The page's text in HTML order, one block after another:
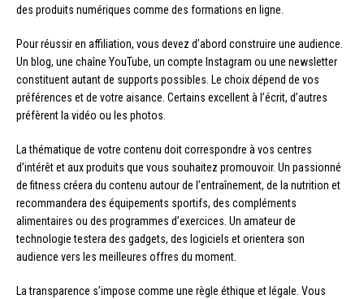
des produits numériques comme des formations en ligne.
Pour réussir en affiliation, vous devez d’abord construire une audience.
Un blog, une chaîne YouTube, un compte Instagram ou une newsletter
constituent autant de supports possibles. Le choix dépend de vos
préférences et de votre aisance. Certains excellent à l’écrit, d’autres
préfèrent la vidéo ou les photos.
La thématique de votre contenu doit correspondre à vos centres
d’intérêt et aux produits que vous souhaitez promouvoir. Un passionné
de fitness créera du contenu autour de l’entraînement, de la nutrition et
recommandera des équipements sportifs, des compléments
alimentaires ou des programmes d’exercices. Un amateur de
technologie testera des gadgets, des logiciels et orientera son
audience vers les meilleures offres du moment.
La transparence s’impose comme une règle éthique et légale. Vous